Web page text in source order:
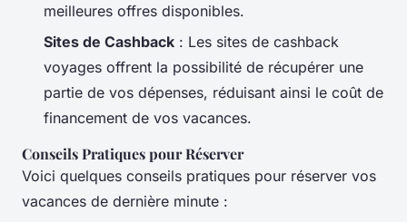
meilleures offres disponibles.
Sites de Cashback : Les sites de cashback
voyages offrent la possibilité de récupérer une
partie de vos dépenses, réduisant ainsi le coût de
financement de vos vacances.
Conseils Pratiques pour Réserver
Voici quelques conseils pratiques pour réserver vos
vacances de dernière minute :